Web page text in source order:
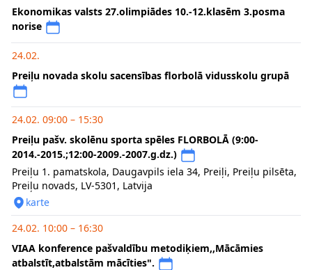
Ekonomikas valsts 27.olimpiādes 10.-12.klasēm 3.posma
norise
24.02.
Preiļu novada skolu sacensības florbolā vidusskolu grupā
24.02. 09:00 – 15:30
Preiļu pašv. skolēnu sporta spēles FLORBOLĀ (9:00-
2014.-2015.;12:00-2009.-2007.g.dz.)
Preiļu 1. pamatskola, Daugavpils iela 34, Preiļi, Preiļu pilsēta,
Preiļu novads, LV-5301, Latvija
karte
24.02. 10:00 – 16:30
VIAA konference pašvaldību metodiķiem,,Mācāmies
atbalstīt,atbalstām mācīties".